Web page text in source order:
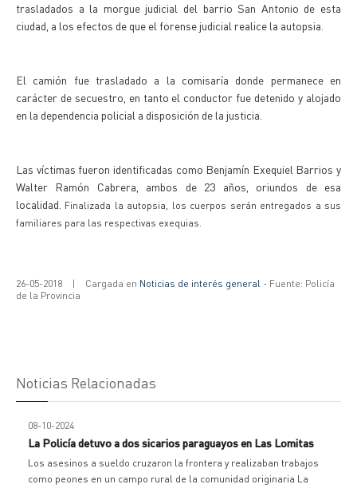
trasladados a la morgue judicial del barrio San Antonio de esta
ciudad, a los efectos de que el forense judicial realice la autopsia.
El camión fue trasladado a la comisaría donde permanece en
carácter de secuestro, en tanto el conductor fue detenido y alojado
en la dependencia policial a disposición de la justicia.
Las víctimas fueron identificadas como Benjamín Exequiel Barrios y
Walter Ramón Cabrera, ambos de 23 años, oriundos de esa
localidad. Finalizada la autopsia, los cuerpos serán entregados a sus
familiares para las respectivas exequias.
26-05-2018 | Cargada en Noticias de interés general - Fuente: Policía
de la Provincia
Noticias Relacionadas
08-10-2024
La Policía detuvo a dos sicarios paraguayos en Las Lomitas
Los asesinos a sueldo cruzaron la frontera y realizaban trabajos
como peones en un campo rural de la comunidad originaria La